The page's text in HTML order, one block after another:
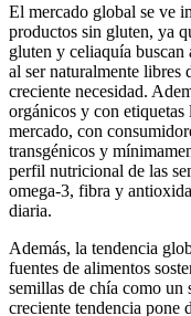
El mercado global se ve
productos sin gluten, ya
gluten y celiaquía buscan
al ser naturalmente libres
creciente necesidad.
orgánicos y con
mercado, con
transgénicos y
perfil nutricional de las
omega-3, fibra y
diaria.
Además, la tendencia
fuentes de alimentos
semillas de chía como un
creciente tendencia pone